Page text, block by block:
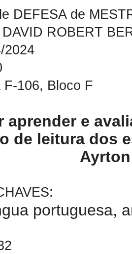
DEFESA de
ROBERT
2024
F-106, Bloco F
aprender e
de leitura dos
portuguesa,